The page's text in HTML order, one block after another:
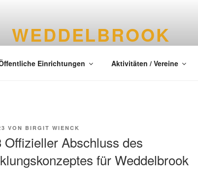
WEDDELBROOK
Einrichtungen Aktivitäten / Vereine
VON BIRGIT WIENCK
Offizieller Abschluss des
für Weddelbrook